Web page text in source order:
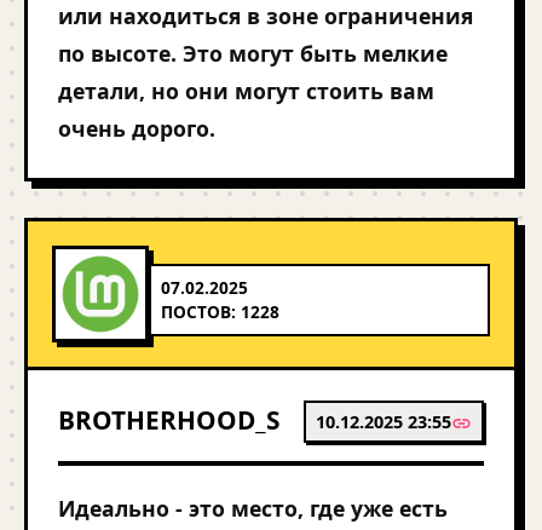
или находиться в зоне ограничения
по высоте. Это могут быть мелкие
детали, но они могут стоить вам
очень дорого.
07.02.2025
ПОСТОВ: 1228
BROTHERHOOD_S 10.12.2025 23:55
Идеально - это место, где уже есть